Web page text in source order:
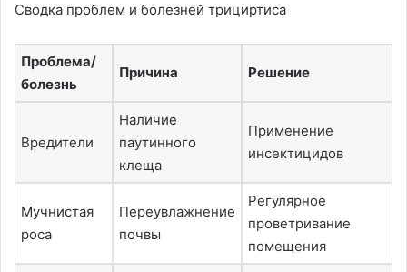
Сводка проблем и болезней трициртиса
Проблема/
болезнь
Причина Решение
Вредители
Наличие
паутинного
клеща
Применение
инсектицидов
Мучнистая
роса
Переувлажнение
почвы
Регулярное
проветривание
помещения